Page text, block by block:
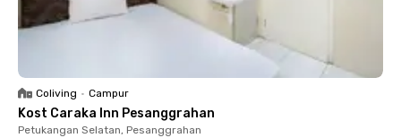
Coliving • Campur
Kost Caraka Inn Pesanggrahan
Petukangan Selatan, Pesanggrahan